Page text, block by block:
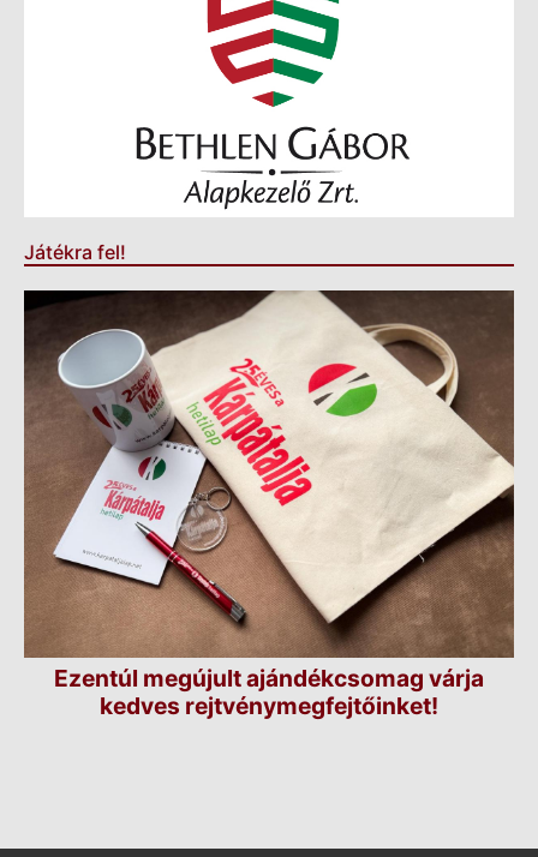
Játékra fel!
Ezentúl megújult ajándékcsomag várja
kedves rejtvénymegfejtőinket!